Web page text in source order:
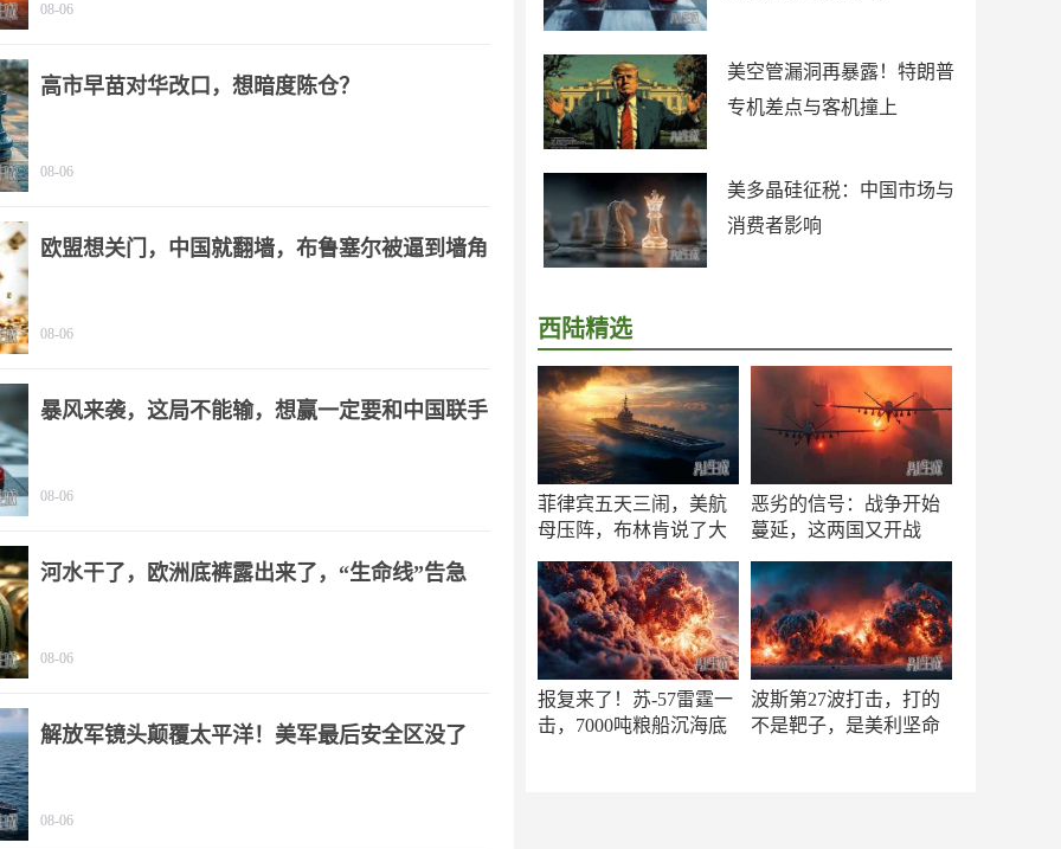
美空管漏洞再暴露！特朗普
专机差点与客机撞上
美多晶硅征税：中国市场与
消费者影响
西陆精选
菲律宾五天三闹，美航
母压阵，布林肯说了大
恶劣的信号：战争开始
蔓延，这两国又开战
报复来了！苏-57雷霆一
击，7000吨粮船沉海底
波斯第27波打击，打的
不是靶子，是美利坚命
08-06
高市早苗对华改口，想暗度陈仓？
08-06
欧盟想关门，中国就翻墙，布鲁塞尔被逼到墙角
08-06
暴风来袭，这局不能输，想赢一定要和中国联手
08-06
河水干了，欧洲底裤露出来了，“生命线”告急
08-06
解放军镜头颠覆太平洋！美军最后安全区没了
08-06